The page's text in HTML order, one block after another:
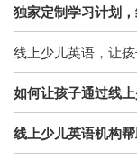
独家定制学习计划
线上少儿英语，让
如何让孩子通过线
线上少儿英语机构